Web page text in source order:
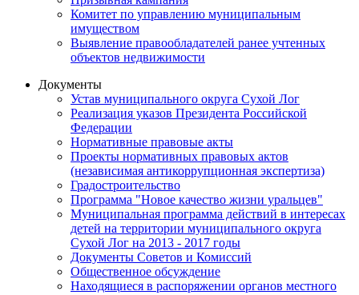
Комитет по управлению муниципальным
имуществом
Выявление правообладателей ранее учтенных
объектов недвижимости
Документы
Устав муниципального округа Сухой Лог
Реализация указов Президента Российской
Федерации
Нормативные правовые акты
Проекты нормативных правовых актов
(независимая антикоррупционная экспертиза)
Градостроительство
Программа "Новое качество жизни уральцев"
Муниципальная программа действий в интересах
детей на территории муниципального округа
Сухой Лог на 2013 - 2017 годы
Документы Советов и Комиссий
Общественное обсуждение
Находящиеся в распоряжении органов местного